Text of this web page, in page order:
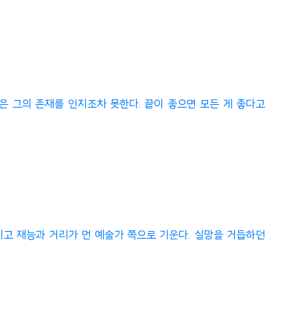
그의 존재를 인지조차 못한다. 끝이 좋으면 모든 게 좋다고
재능과 거리가 먼 예술가 쪽으로 기운다. 실망을 거듭하던